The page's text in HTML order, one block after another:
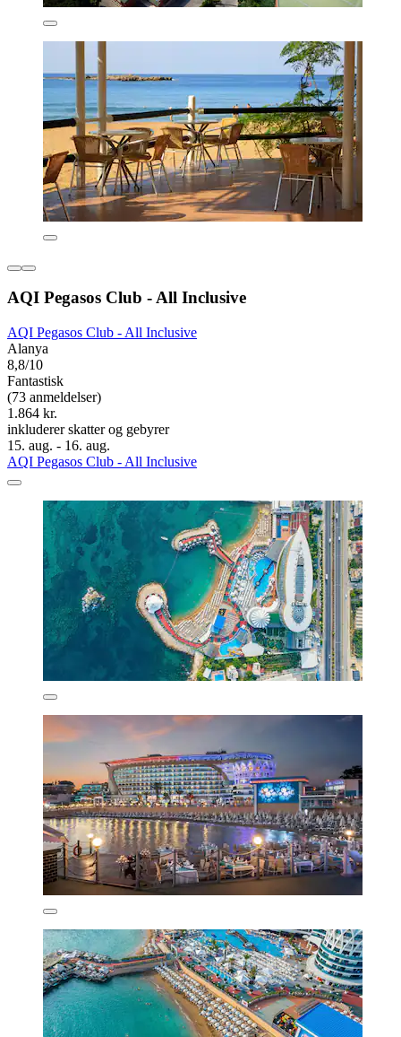
AQI Pegasos Club - All Inclusive
AQI Pegasos Club - All Inclusive
Alanya
8,8/10
Fantastisk
(73 anmeldelser)
1.864 kr.
inkluderer skatter og gebyrer
15. aug. - 16. aug.
AQI Pegasos Club - All Inclusive